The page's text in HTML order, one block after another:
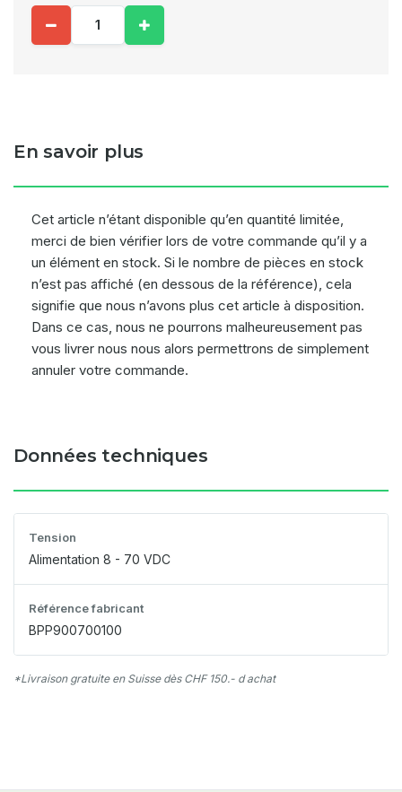
En savoir plus
Cet article n’étant disponible qu’en quantité limitée,
merci de bien vérifier lors de votre commande qu’il y a
un élément en stock. Si le nombre de pièces en stock
n’est pas affiché (en dessous de la référence), cela
signifie que nous n’avons plus cet article à disposition.
Dans ce cas, nous ne pourrons malheureusement pas
vous livrer nous nous alors permettrons de simplement
annuler votre commande.
Données techniques
Tension
Alimentation 8 - 70 VDC
Référence fabricant
BPP900700100
*Livraison gratuite en Suisse dès CHF 150.- d achat